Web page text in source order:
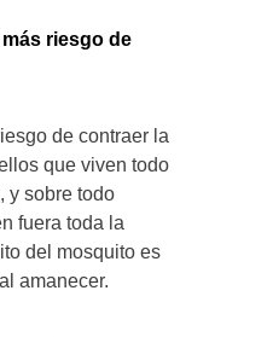
riesgo de
de contraer la
que viven todo
y sobre todo
fuera toda la
del mosquito es
amanecer.